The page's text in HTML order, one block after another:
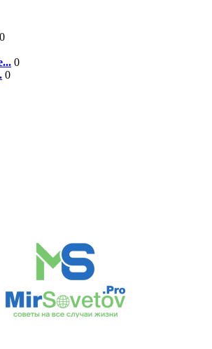
0
0
0